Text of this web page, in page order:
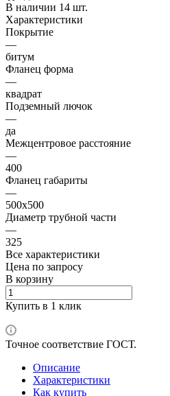
В наличии 14 шт.
Характеристики
Покрытие
—
битум
Фланец форма
—
квадрат
Подземный лючок
—
да
Межцентровое расстояние
—
400
Фланец габариты
—
500х500
Диаметр трубной части
—
325
Все характеристики
Цена по запросу
В корзину
Купить в 1 клик
Точное соответствие ГОСТ.
Описание
Характеристики
Как купить